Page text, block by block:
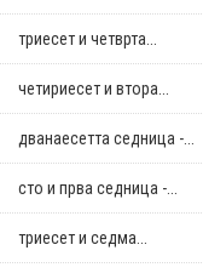
триесет и четврта...
четириесет и втора...
дванаесетта седница -...
сто и прва седница -...
триесет и седма...